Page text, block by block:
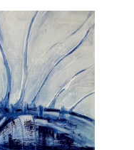
YOLKA art